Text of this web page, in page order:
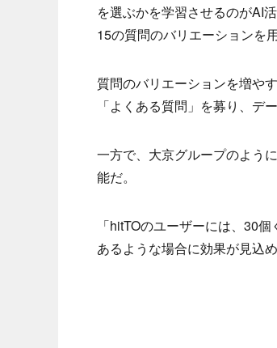
を選ぶかを学習させるのがAI
15の質問のバリエーションを
質問のバリエーションを増や
「よくある質問」を募り、デ
一方で、大京グループのよう
能だ。
「hitTOのユーザーには、30
あるような場合に効果が見込